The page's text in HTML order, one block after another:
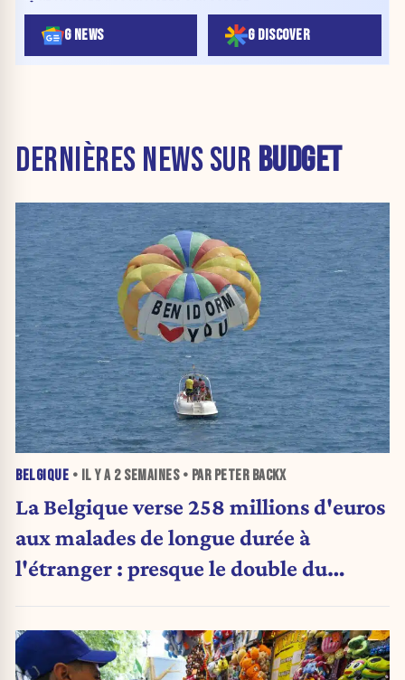
G NEWS G DISCOVER
DERNIÈRES NEWS SUR BUDGET
BELGIQUE • IL Y A 2 SEMAINES• PAR PETER BACKX
La Belgique verse 258 millions d'euros
aux malades de longue durée à
l'étranger : presque le double du